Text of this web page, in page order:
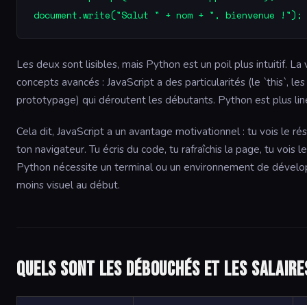
document.write("Salut " + nom + ", bienvenue !");
Les deux sont lisibles, mais Python est un poil plus intuitif.
concepts avancés : JavaScript a des particularités (le `this`,
prototypage) qui déroutent les débutants. Python est plus
Cela dit, JavaScript a un avantage motivationnel : tu vois le
ton navigateur. Tu écris du code, tu rafraîchis la page, tu vois
Python nécessite un terminal ou un environnement de
moins visuel au début.
Quels sont les débouchés et les